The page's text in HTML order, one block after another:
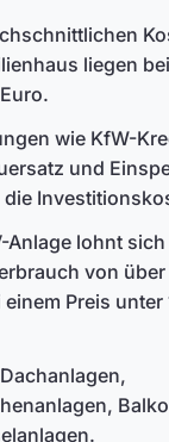
liegen
wie KfW-
und
die
Anlage lohnt
von
Preis unter